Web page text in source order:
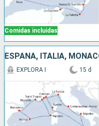
Comidas incluidas
ESPAÑA, ITALIA,
EXPLORA I 15 d